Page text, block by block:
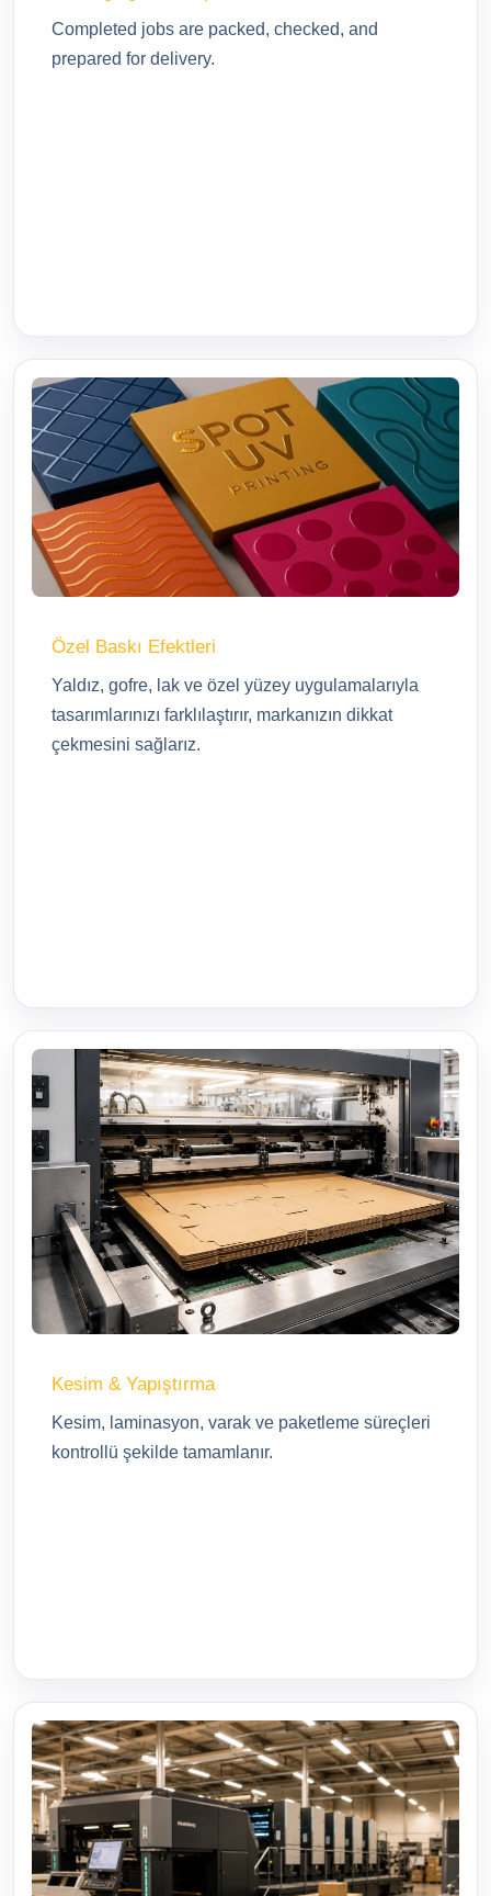
Completed jobs are packed, checked, and
prepared for delivery.
Özel Baskı Efektleri
Yaldız, gofre, lak ve özel yüzey uygulamalarıyla
tasarımlarınızı farklılaştırır, markanızın dikkat
çekmesini sağlarız.
Kesim & Yapıştırma
Kesim, laminasyon, varak ve paketleme süreçleri
kontrollü şekilde tamamlanır.